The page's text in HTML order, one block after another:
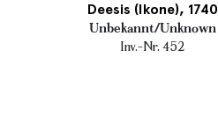
Deesis (Ikone), 1740
Unbekannt/Unknown
Inv.-Nr. 452